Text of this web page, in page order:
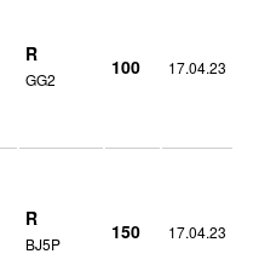
R
GG2
100 17.04.23
R
BJ5P
150 17.04.23